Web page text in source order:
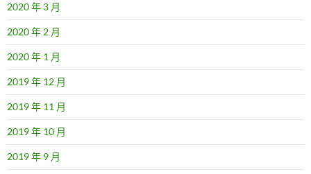
2020 年 3 月
2020 年 2 月
2020 年 1 月
2019 年 12 月
2019 年 11 月
2019 年 10 月
2019 年 9 月